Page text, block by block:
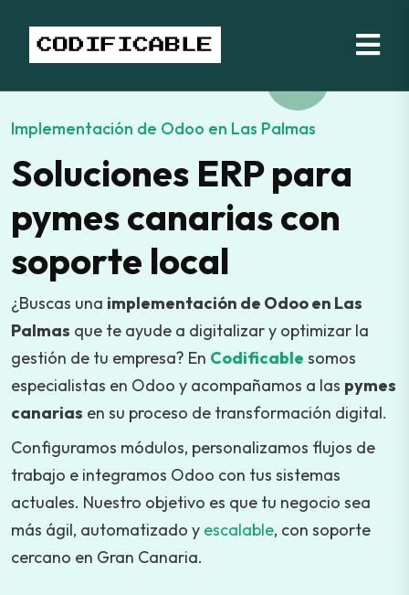
Implementación de Odoo en Las Palmas
Soluciones ERP para
pymes canarias con
soporte local
¿Buscas una implementación de Odoo en Las
Palmas que te ayude a digitalizar y optimizar la
gestión de tu empresa? En Codificable somos
especialistas en Odoo y acompañamos a las pymes
canarias en su proceso de transformación digital.
Configuramos módulos, personalizamos flujos de
trabajo e integramos Odoo con tus sistemas
actuales. Nuestro objetivo es que tu negocio sea
más ágil, automatizado y escalable, con soporte
cercano en Gran Canaria.